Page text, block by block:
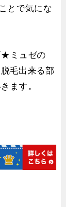
とで気にな
★ミュゼの
毛出来る部
ます。